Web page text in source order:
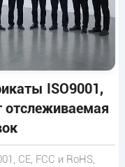
ISO9001,
отслеживаемая
CE, FCC и RoHS,